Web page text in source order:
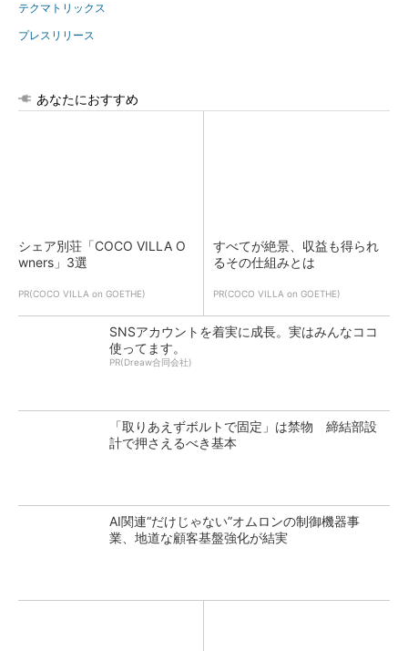
テクマトリックス
プレスリリース
あなたにおすすめ
シェア別荘「COCO VILLA O
wners」3選
PR(COCO VILLA on GOETHE)
すべてが絶景、収益も得られ
るその仕組みとは
PR(COCO VILLA on GOETHE)
SNSアカウントを着実に成長。実はみんなココ
使ってます。
PR(Dreaw合同会社)
「取りあえずボルトで固定」は禁物 締結部設
計で押さえるべき基本
AI関連“だけじゃない”オムロンの制御機器事
業、地道な顧客基盤強化が結実